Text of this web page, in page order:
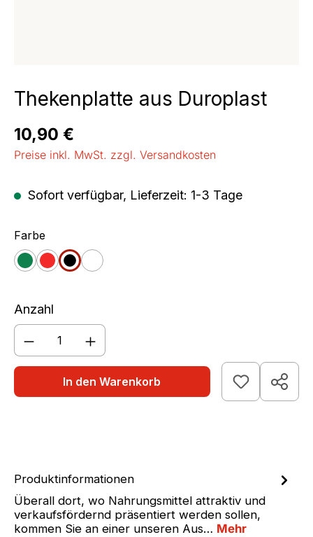
Thekenplatte aus Duroplast
Regulärer Preis:
10,90 €
Preise inkl. MwSt. zzgl. Versandkosten
Sofort verfügbar, Lieferzeit: 1-3 Tage
Farbeauswählen
grünrot schwarz
weiß
Anzahl
Produkt Anzahl: Gib den
In den Warenkorb
Produktinformationen
Überall dort, wo Nahrungsmittel attraktiv und
verkaufsfördernd präsentiert werden sollen,
kommen Sie an einer unseren Aus… Mehr